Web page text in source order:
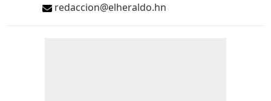
redaccion@elheraldo.hn